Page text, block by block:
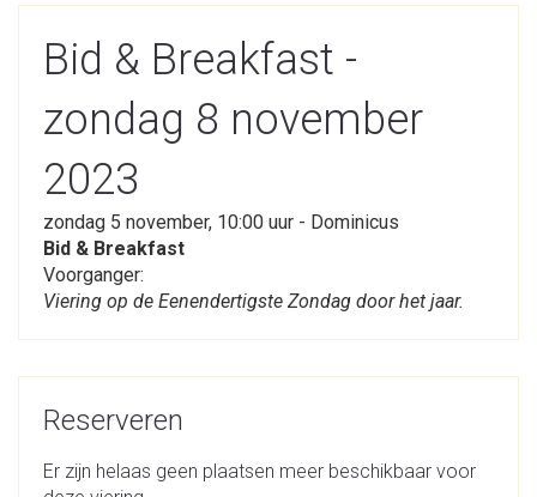
Bid & Breakfast -
zondag 8 november
2023
zondag 5 november, 10:00 uur - Dominicus
Bid & Breakfast
Voorganger:
Viering op de Eenendertigste Zondag door het jaar.
Reserveren
Er zijn helaas geen plaatsen meer beschikbaar voor